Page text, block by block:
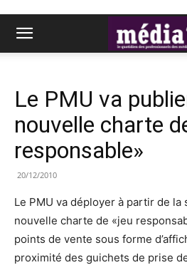
Le PMU va
nouvelle charte
responsable»
20/12/2010
Le PMU va déployer à partir de la
nouvelle charte de «jeu
points de vente sous forme
proximité des guichets de prise